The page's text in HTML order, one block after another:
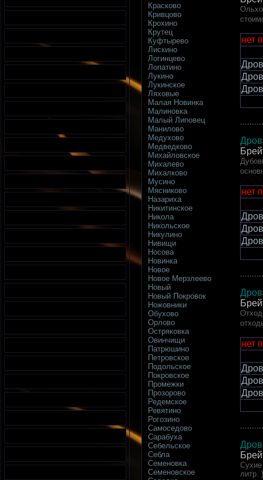
Красково
Кривцово
Крохино
Крутец
Куфтырево
Лискино
Логинцево
Лопатино
Лукино
Лукинское
Ляховые
Малая Новинка
Малиновка
Малый Липовец
Манилово
Медухово
Медведково
Михайловское
Михалево
Михалково
Мусино
Мясниково
Назариха
Никитинское
Никола
Никольское
Никулино
Нивищи
Носова
Новинка
Новое
Новое Мерзлеево
Новый
Новый Покровок
Ножовники
Обухово
Орлово
Остряковка
Овинчищи
Патрюшино
Петровское
Подольское
Покровское
Промежки
Прозорово
Редемское
Ревятино
Рогозино
Самоседово
Сарабуха
Себельское
Себла
Семеновка
Семеновское
нет
нет
нет
Сухие
литр.